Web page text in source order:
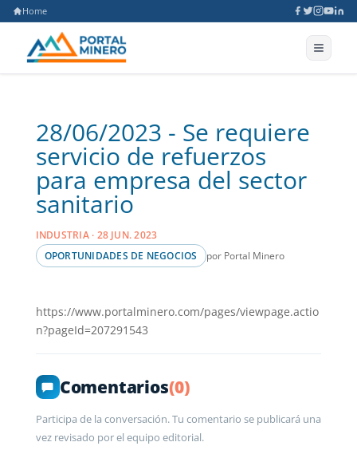
Home
28/06/2023 - Se requiere
servicio de refuerzos
para empresa del sector
sanitario
INDUSTRIA · 28 JUN. 2023
OPORTUNIDADES DE NEGOCIOS
por Portal Minero
https://www.portalminero.com/pages/viewpage.actio
n?pageId=207291543
Comentarios(0)
Participa de la conversación. Tu comentario se publicará una
vez revisado por el equipo editorial.